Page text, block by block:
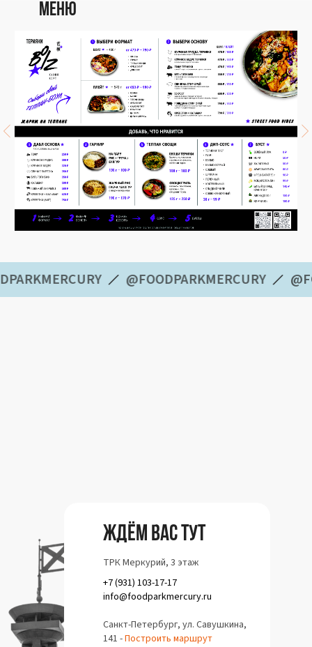
МЕНЮ
@FOODPARKMERCURY
Ждём вас тут
ТРК Меркурий, 3 этаж
+7 (931) 103-17-17
info@foodparkmercury.ru
Санкт-Петербург, ул. Савушкина,
141 -Построить маршрут